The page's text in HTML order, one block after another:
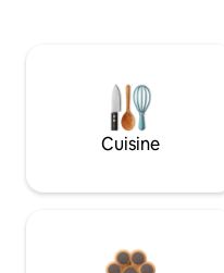
Cuisine